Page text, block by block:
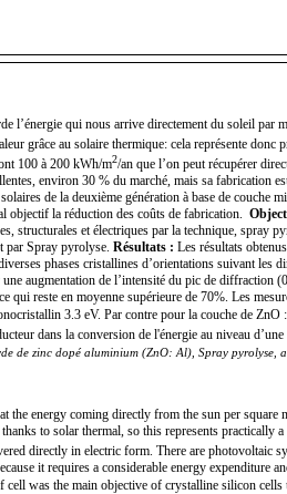
l’énergie qui nous arrive directement du soleil par m
grâce au solaire thermique: cela représente
100 à 200 kWh/m2/an que l’on peut récupérer
environ 30 % du marché, mais sa fabrication
de la deuxième génération à base de couche
objectif la réduction des coûts de fabrication.
structurales et électriques par la technique, spray
par Spray pyrolyse. Résultats : Les résultats
phases cristallines d’orientations suivant
une augmentation de l’intensité du pic de
qui reste en moyenne supérieure de 70%. Les
3.3 eV. Par contre pour la couche de ZnO
dans la conversion de l'énergie au niveau
de zinc dopé aluminium (ZnO: Al), Spray pyrolyse,
the energy coming directly from the sun per
to solar thermal, so this represents
directly in electric form. There are photovoltaic
it requires a considerable energy
cell was the main objective of crystalline silicon cells